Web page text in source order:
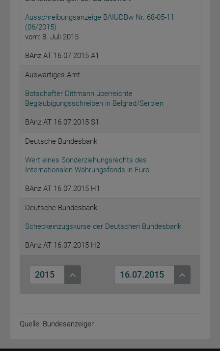
Ausschreibungsanzeige BAIUDBw Nr. 68-05-11
(06/2015)
vom: 8. Juli 2015
BAnz AT 16.07.2015 A1
Auswärtiges Amt
Botschafter Dittmann überreichte
Beglaubigungsschreiben in Belgrad/Serbien
BAnz AT 16.07.2015 S1
Deutsche Bundesbank
Wert eines Sonderziehungsrechts des
Internationalen Währungsfonds in Euro
BAnz AT 16.07.2015 H1
Deutsche Bundesbank
Scheckeinzugskurse der Deutschen Bundesbank
BAnz AT 16.07.2015 H2
2015 16.07.2015
Quelle: Bundesanzeiger